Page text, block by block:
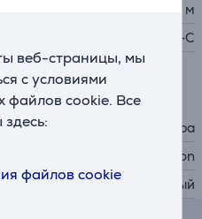
веб-страницы, мы
с условиями
файлов cookie. Все
файлов cookie
1,8 м
USB-A, USB-C
проводная клавиатура
Kingston
черный